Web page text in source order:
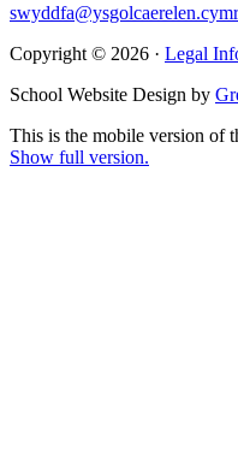
Copyright © 2026 · Legal
School Website Design by
This is the mobile version of
Show full version.